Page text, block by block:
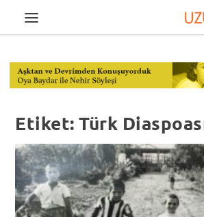
Etiket:Türk